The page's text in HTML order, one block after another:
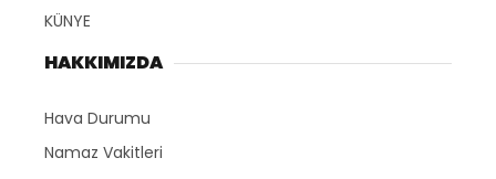
KÜNYE
HAKKIMIZDA
Hava Durumu
Namaz Vakitleri